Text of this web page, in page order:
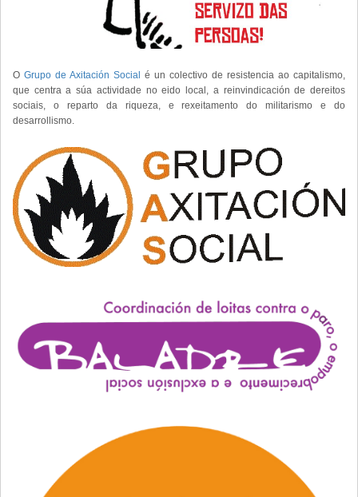
O Grupo de Axitación Social é un colectivo de resistencia ao capitalismo,
que centra a súa actividade no eido local, a reinvindicación de dereitos
sociais, o reparto da riqueza, e rexeitamento do militarismo e do
desarrollismo.